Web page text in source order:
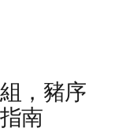
，豬序
南